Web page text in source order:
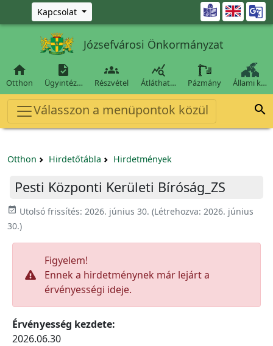
Ugrás a fő tartalomra
Kapcsolat 
Józsefvárosi Önkormányzat

Otthon

Ügyintéz…

Részvétel

Átláthat… Pázmány Állami k…
Válasszon a menüpontok közül 
Otthon Hirdetőtábla Hirdetmények
Pesti Központi Kerületi Bíróság_ZS
event_available Utolsó frissítés: 2026. június 30. (Létrehozva: 2026. június
30.)
Figyelem!
Ennek a hirdetménynek már lejárt a
érvényességi ideje.
Érvényesség kezdete:
2026.06.30